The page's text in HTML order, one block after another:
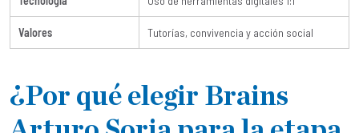
Valores Tutorías, convivencia y acción social
¿Por qué elegir Brains